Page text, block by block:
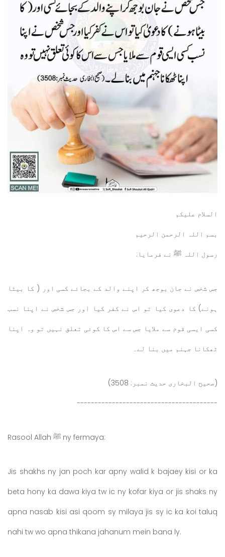
السلام عليكم
بسم اللہ الرحمن الرحيم
رسول اللہ ﷺ نے فرمایا:
جس شخص نے جان بوجھ کر اپنے والد کے بجائے کسی اور ( کا بیٹا
ہونے) کا دعوی کیا تو اس نے کفر کیا اور جس شخص نے اپنا نسب
کسی ایسی قوم سے ملایا جس سے اس کا کوئی تعلق نہیں تو وہ اپنا
ٹھکانا جہنم میں بنا لے۔
(صحیح البخاری حدیث نمبر: 3508)
----------------------------------------
Rasool Allah ﷺ ny fermaya:
Jis shakhs ny jan poch kar apny walid k bajaey kisi or ka
beta hony ka dawa kiya tw ic ny kofar kiya or jis shaks ny
apna nasab kisi asi qoom sy milaya jis sy ic ka koi taluq
nahi tw wo apna thikana jahanum mein bana ly.